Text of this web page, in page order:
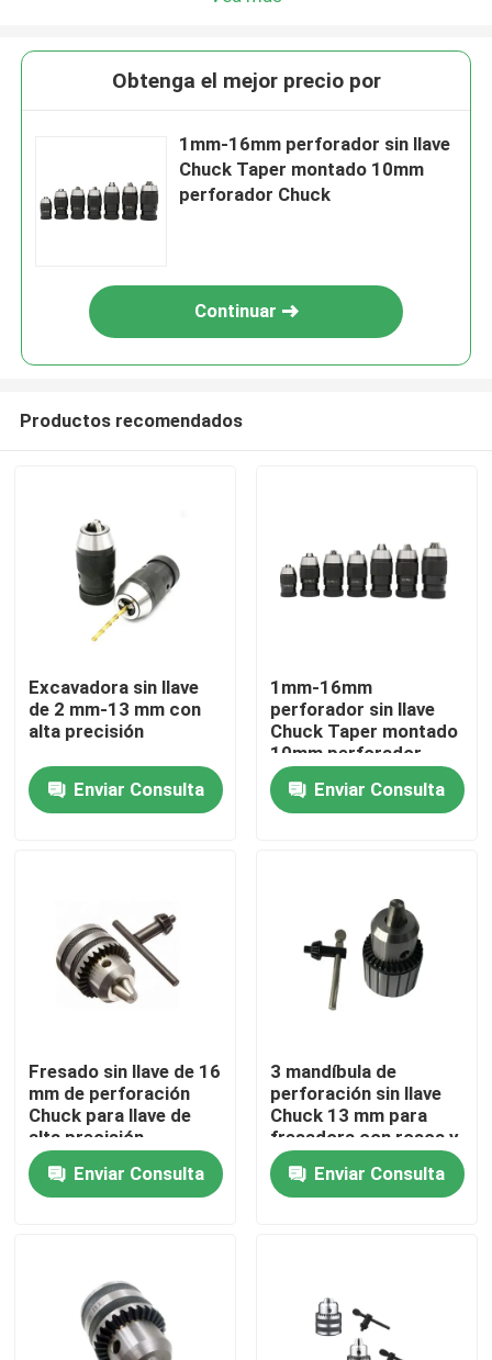
Hogar
Productos
Sobre nosotros
Viaje de la fábrica
Control de calidad
Contáctenos
Tenedor de herramienta de BT
Tenedor de herramienta de SK
Obtenga el mejor precio por
1mm-16mm perforador sin llave
Chuck Taper montado 10mm
perforador Chuck
Continuar
Productos recomendados
Excavadora sin llave
de 2 mm-13 mm con
alta precisión
Enviar Consulta
1mm-16mm
perforador sin llave
Chuck Taper montado
10mm perforador
Chuck
Enviar Consulta
Fresado sin llave de 16
mm de perforación
Chuck para llave de
alta precisión
Enviar Consulta
3 mandíbula de
perforación sin llave
Chuck 13 mm para
fresadora con rosca y
montado en forma de
puntónEnviar Consulta